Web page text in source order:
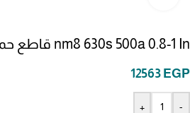
nm8 630s 500a 0.8-1 In قاطع حمومي شنت 500 امبير
12563 EGP
-
+